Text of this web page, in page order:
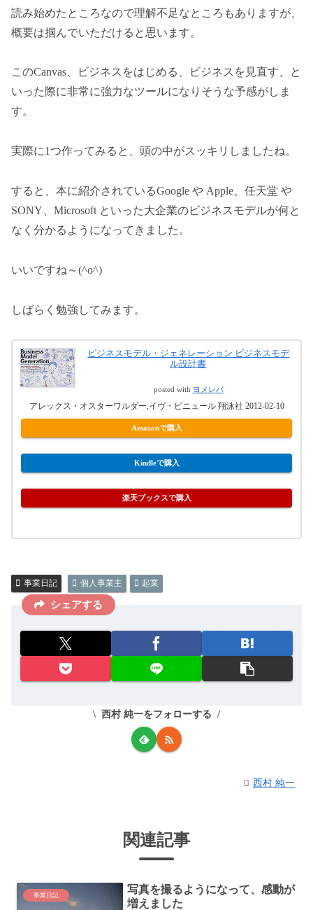
読み始めたところなので理解不足なところもありますが、
概要は掴んでいただけると思います。
このCanvas、ビジネスをはじめる、ビジネスを見直す、と
いった際に非常に強力なツールになりそうな予感がしま
す。
実際に1つ作ってみると、頭の中がスッキリしましたね。
すると、本に紹介されているGoogle や Apple、任天堂 や
SONY、Microsoft といった大企業のビジネスモデルが何と
なく分かるようになってきました。
いいですね～(^o^)
しばらく勉強してみます。
ビジネスモデル・ジェネレーション ビジネスモデ
ル設計書
posted with ヨメレバ
アレックス・オスターワルダー,イヴ・ピニュール 翔泳社 2012-02-10
Amazonで購入
Kindleで購入
楽天ブックスで購入
事業日記 個人事業主 起業
シェアする
西村 純一をフォローする
西村 純一
関連記事
事業日記
写真を撮るようになって、感動が
増えました